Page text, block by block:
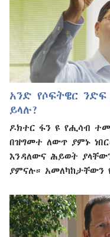
አንድ የሶፍትዌር
ይላሉ?
ዶክተር ፋን ዩ የሒሳብ
በዝግመተ ለውጥ ያምኑ
እንዳለውና ሕይወት
ያምናሉ። አመለካከታቸውን